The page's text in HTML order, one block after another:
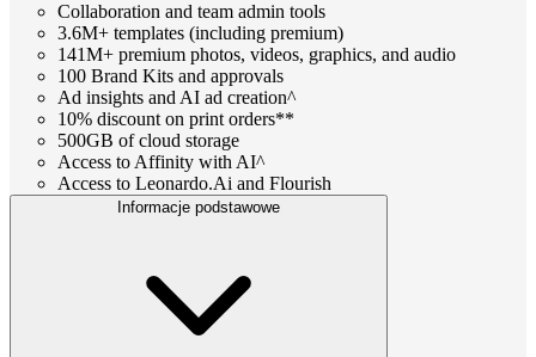
Collaboration and team admin tools
3.6M+ templates (including premium)
141M+ premium photos, videos, graphics, and audio
100 Brand Kits and approvals
Ad insights and AI ad creation^
10% discount on print orders**
500GB of cloud storage
Access to Affinity with AI^
Access to Leonardo.Ai and Flourish
Informacje podstawowe